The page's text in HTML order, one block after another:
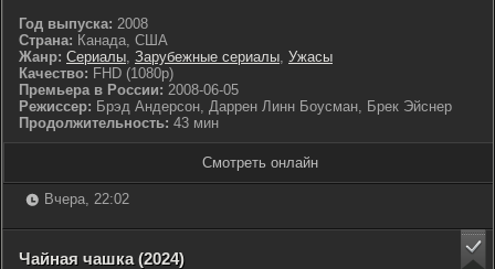
Год выпуска: 2008
Страна: Канада, США
Жанр: Сериалы, Зарубежные сериалы, Ужасы
Качество: FHD (1080p)
Премьера в России: 2008-06-05
Режиссер: Брэд Андерсон, Даррен Линн Боусман, Брек Эйснер
Продолжительность: 43 мин
Смотреть онлайн
Вчера, 22:02
Чайная чашка (2024)